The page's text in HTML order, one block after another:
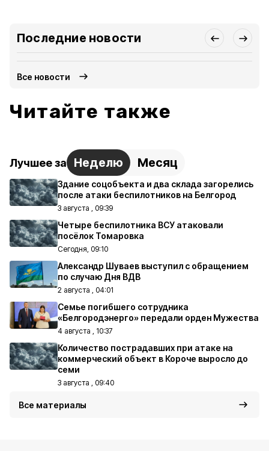
Последние новости
Все новости
Читайте также
Лучшее за Неделю Месяц
Здание соцобъекта и два склада загорелись
после атаки беспилотников на Белгород
3 августа , 09:39
Четыре беспилотника ВСУ атаковали
посёлок Томаровка
Сегодня, 09:10
Александр Шуваев выступил с обращением
по случаю Дня ВДВ
2 августа , 04:01
Семье погибшего сотрудника
«Белгородэнерго» передали орден Мужества
4 августа , 10:37
Количество пострадавших при атаке на
коммерческий объект в Короче выросло до
семи
3 августа , 09:40
Все материалы